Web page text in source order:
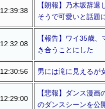
12:39:38
【朗報】乃木坂辞
そうで可愛いと話題
12:32:08
【報告】ワイ35歳
き合うことにした
12:30:56 男には滝に見えるが
12:29:00
【悲報】ダンス漫
のダンスシーンを公